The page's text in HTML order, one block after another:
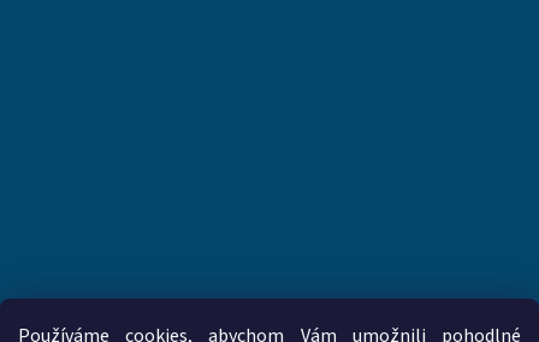
Používáme cookies, abychom Vám umožnili pohodlné